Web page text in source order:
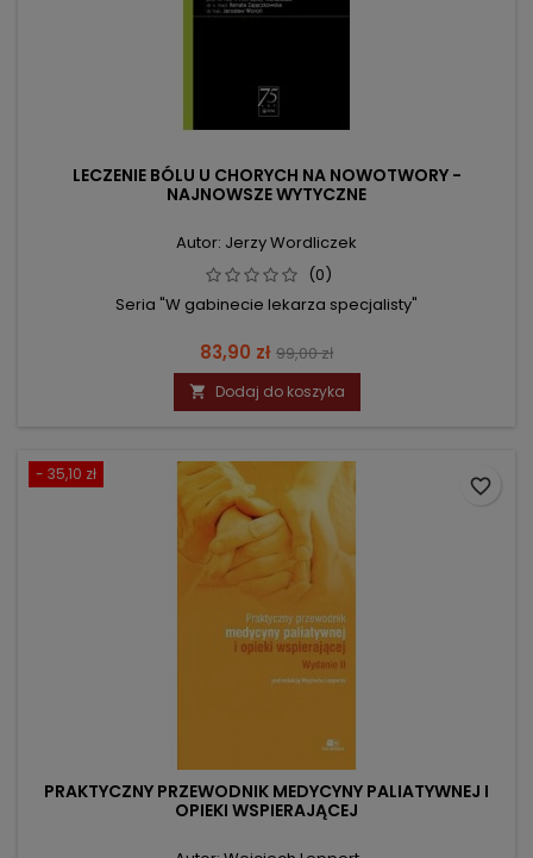
LECZENIE BÓLU U CHORYCH NA NOWOTWORY -
NAJNOWSZE WYTYCZNE
Autor: Jerzy Wordliczek
(0)
Seria "W gabinecie lekarza specjalisty"
Cena
83,90 zł Cena
podstawowa
99,00 zł
 Dodaj do koszyka
- 35,10 zł
PRAKTYCZNY PRZEWODNIK MEDYCYNY PALIATYWNEJ I
OPIEKI WSPIERAJĄCEJ
favorite_border